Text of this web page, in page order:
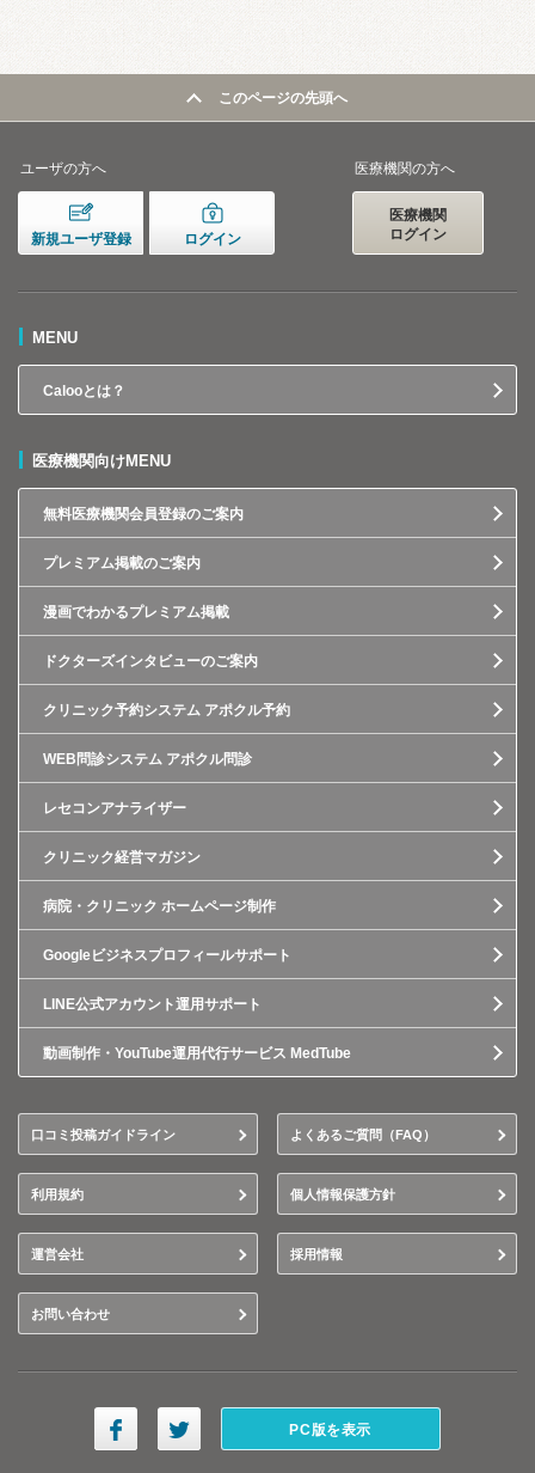
このページの先頭へ
ユーザの方へ
新規ユーザ登録 ログイン
医療機関の方へ
医療機関
ログイン
MENU
Calooとは？
医療機関向けMENU
無料医療機関会員登録のご案内
プレミアム掲載のご案内
漫画でわかるプレミアム掲載
ドクターズインタビューのご案内
クリニック予約システム アポクル予約
WEB問診システム アポクル問診
レセコンアナライザー
クリニック経営マガジン
病院・クリニック ホームページ制作
Googleビジネスプロフィールサポート
LINE公式アカウント運用サポート
動画制作・YouTube運用代行サービス MedTube
口コミ投稿ガイドライン よくあるご質問（FAQ）
利用規約 個人情報保護方針
運営会社 採用情報
お問い合わせ
PC版を表示